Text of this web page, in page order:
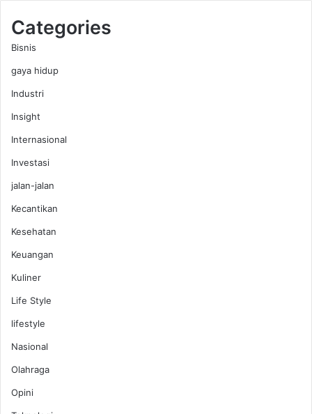
Categories
Bisnis
gaya hidup
Industri
Insight
Internasional
Investasi
jalan-jalan
Kecantikan
Kesehatan
Keuangan
Kuliner
Life Style
lifestyle
Nasional
Olahraga
Opini